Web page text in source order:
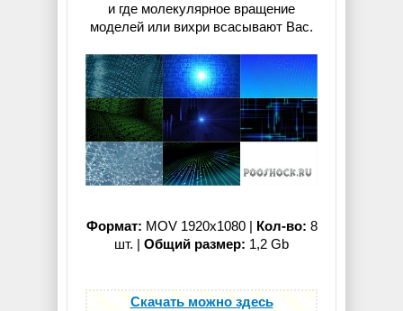
и где молекулярное вращение
моделей или вихри всасывают Вас.
Формат: MOV 1920x1080 | Кол-во: 8
шт. | Общий размер: 1,2 Gb
Скачать можно здесь